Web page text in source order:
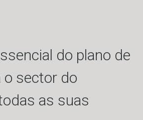
do plano de
o sector do
as suas